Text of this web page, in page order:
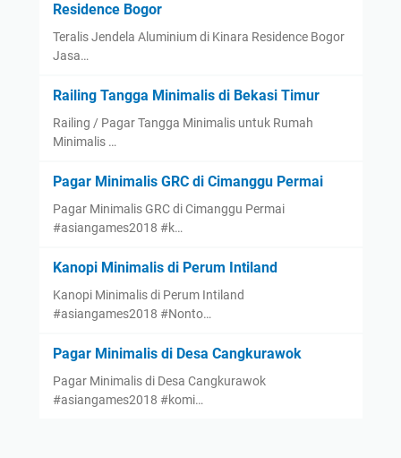
Residence Bogor
Teralis Jendela Aluminium di Kinara Residence Bogor
Jasa…
Railing Tangga Minimalis di Bekasi Timur
Railing / Pagar Tangga Minimalis untuk Rumah
Minimalis …
Pagar Minimalis GRC di Cimanggu Permai
Pagar Minimalis GRC di Cimanggu Permai
#asiangames2018 #k…
Kanopi Minimalis di Perum Intiland
Kanopi Minimalis di Perum Intiland
#asiangames2018 #Nonto…
Pagar Minimalis di Desa Cangkurawok
Pagar Minimalis di Desa Cangkurawok
#asiangames2018 #komi…